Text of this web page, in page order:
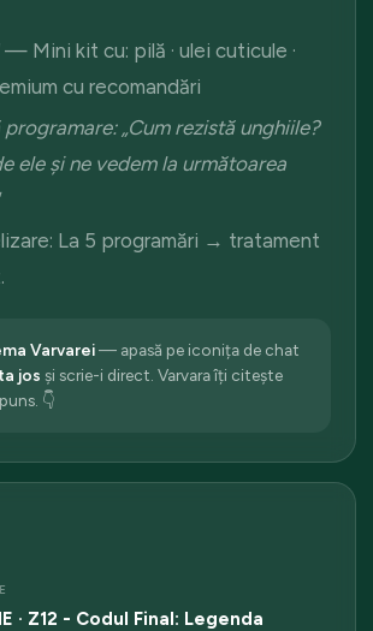
Mini kit cu: pilă · ulei cuticule ·
cu recomandări
„Cum rezistă unghiile?
ele și ne vedem la următoarea
La 5 programări → tratament
Varvarei— apasă pe iconița de chat
jos și scrie-i direct. Varvara îți citește
👇
· Z12 - Codul Final: Legenda